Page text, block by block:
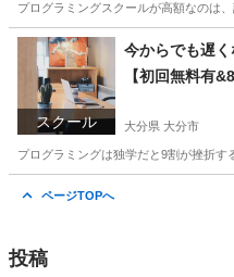
プログラミングスクールが高額なのは
高知 高知市 プログラミング
スクール
今からでも遅
【初回無料有
大分県 大分市
プログラミングは独学だと9割が挫折
ページTOPへ
投稿